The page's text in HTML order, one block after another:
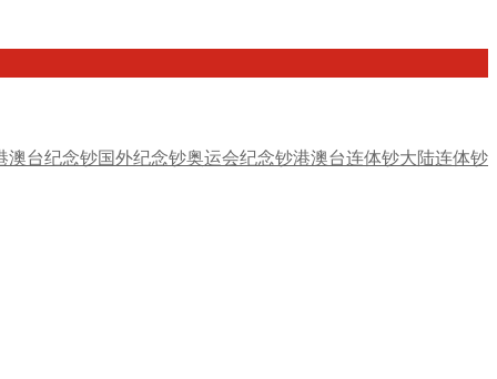
澳台纪念钞国外纪念钞奥运会纪念钞港澳台连体钞大陆连体钞